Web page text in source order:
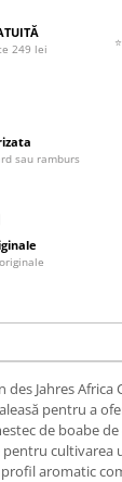
249 lei
sau ramburs
des Jahres Africa
pentru a
de boabe
cultivarea
aromatic